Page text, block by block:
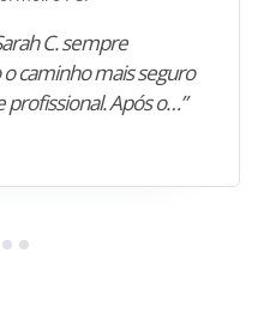
C. sempre
caminho mais seguro
Após o…”